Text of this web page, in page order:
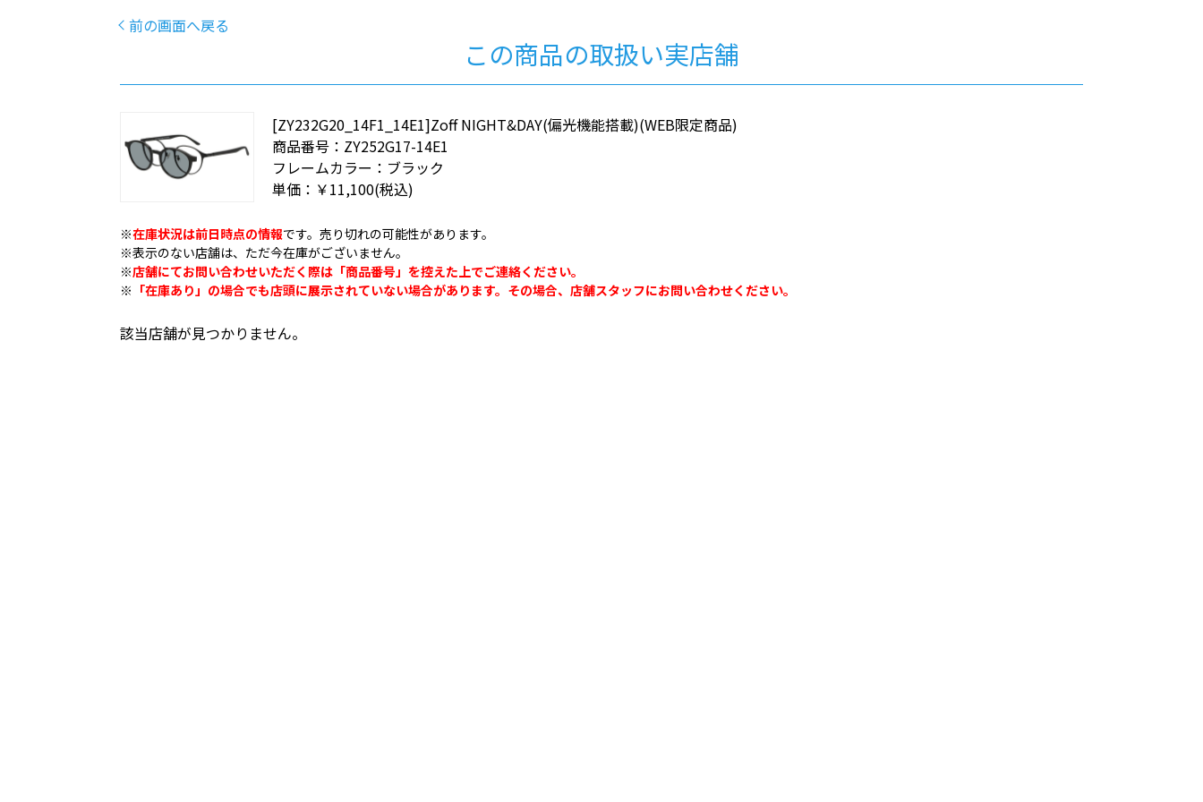
前の画面へ戻る
この商品の取扱い実店舗
[ZY232G20_14F1_14E1]Zoff NIGHT&DAY(偏光機能搭載)(WEB限定商品)
商品番号： ZY252G17-14E1
フレームカラー： ブラック
単価： ￥11,100(税込)
※在庫状況は前日時点の情報です。売り切れの可能性があります。
※表示のない店舗は、ただ今在庫がございません。
※店舗にてお問い合わせいただく際は「商品番号」を控えた上でご連絡ください。
※ 「在庫あり」の場合でも店頭に展示されていない場合があります。その場合、店舗スタッフにお問い合わせください。
該当店舗が見つかりません。